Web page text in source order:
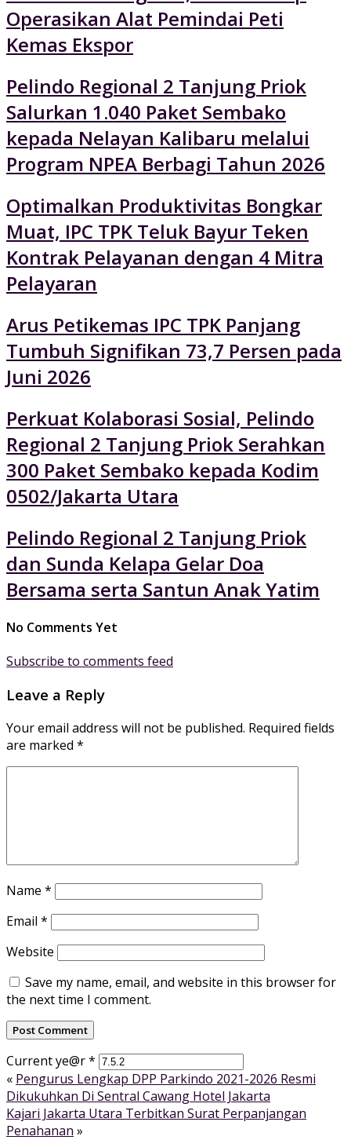
Operasikan Alat Pemindai Peti
Kemas Ekspor
Pelindo Regional 2 Tanjung Priok
Salurkan 1.040 Paket Sembako
kepada Nelayan Kalibaru melalui
Program NPEA Berbagi Tahun 2026
Optimalkan Produktivitas Bongkar
Muat, IPC TPK Teluk Bayur Teken
Kontrak Pelayanan dengan 4 Mitra
Pelayaran
Arus Petikemas IPC TPK Panjang
Tumbuh Signifikan 73,7 Persen pada
Juni 2026
Perkuat Kolaborasi Sosial, Pelindo
Regional 2 Tanjung Priok Serahkan
300 Paket Sembako kepada Kodim
0502/Jakarta Utara
Pelindo Regional 2 Tanjung Priok
dan Sunda Kelapa Gelar Doa
Bersama serta Santun Anak Yatim
No Comments Yet
Subscribe to comments feed
Leave a Reply
Your email address will not be published. Required fields
are marked *
Name *
Email *
Website
Save my name, email, and website in this browser for
the next time I comment.
Current ye@r*
« Pengurus Lengkap DPP Parkindo 2021-2026 Resmi
Dikukuhkan Di Sentral Cawang Hotel Jakarta
Kajari Jakarta Utara Terbitkan Surat Perpanjangan
Penahanan »